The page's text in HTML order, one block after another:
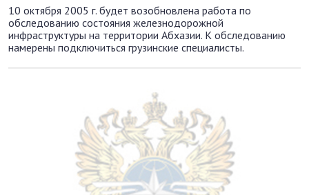
10 октября 2005 г. будет возобновлена работа по
обследованию состояния железнодорожной
инфраструктуры на территории Абхазии. К обследованию
намерены подключиться грузинские специалисты.